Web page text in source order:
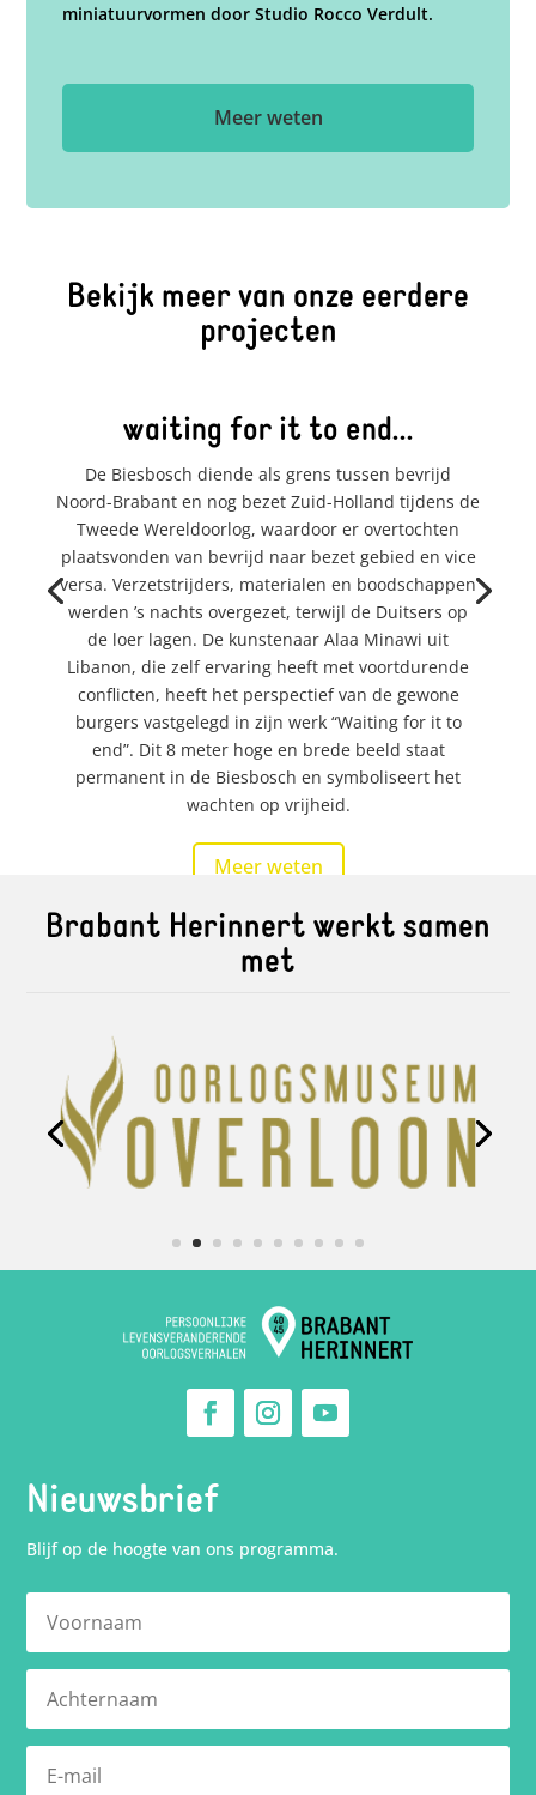
miniatuurvormen door Studio Rocco Verdult.
Meer weten
Bekijk meer van onze eerdere
projecten
waiting for it to end...
De Biesbosch diende als grens tussen bevrijd
Noord-Brabant en nog bezet Zuid-Holland tijdens de
Tweede Wereldoorlog, waardoor er overtochten
plaatsvonden van bevrijd naar bezet gebied en vice
versa. Verzetstrijders, materialen en boodschappen
werden ’s nachts overgezet, terwijl de Duitsers op
de loer lagen. De kunstenaar Alaa Minawi uit
Libanon, die zelf ervaring heeft met voortdurende
conflicten, heeft het perspectief van de gewone
burgers vastgelegd in zijn werk “Waiting for it to
end”. Dit 8 meter hoge en brede beeld staat
permanent in de Biesbosch en symboliseert het
wachten op vrijheid.
Meer weten
Brabant Herinnert werkt samen
met
Nieuwsbrief
Blijf op de hoogte van ons programma.